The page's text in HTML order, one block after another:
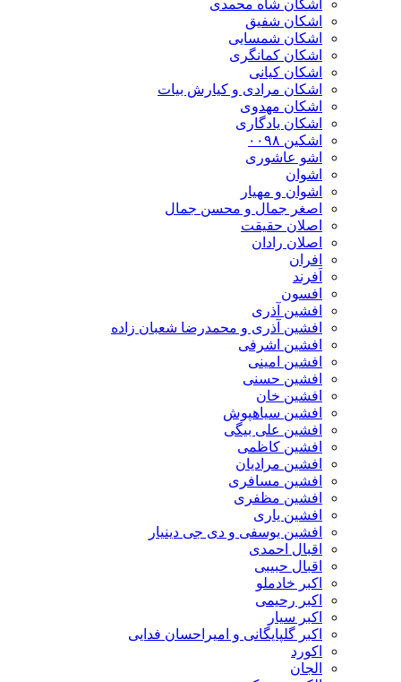
اشکان شاه محمدی
اشکان شفیق
اشکان شمسایی
اشکان‌ کمانگری
اشکان کیانی
اشکان مرادی و کیارش بیات
اشکان مهدوی
اشکان یادگاری
اشکین ۰۰۹۸
اشو عاشوری
اشوان
اشوان و مهیار
اصغر جمال و محسن جمال
اصلان حقیقت
اصلان رادان
افران
اَفرند
افسون
افشین آذری
افشین آذری و محمدرضا شعبان زاده
افشین اشرفی
افشین امینی
افشین حسنی
افشین خان
افشین سیاهپوش
افشین علی بیگی
افشین کاظمی
افشین مرادیان
افشین مسافری
افشین مظفری
افشین یاری
افشین یوسفی و دی جی دینیار
اقبال احمدی
اقبال حبیبی
اکبر خادملو
اکبر رحیمی
اکبر سیار
اکبر گلپایگانی و امیراحسان فدایی
اکورد
الجان